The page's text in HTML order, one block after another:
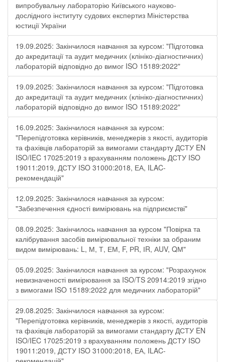
випробувальну лабораторію Київського науково-
дослідного інституту судових експертиз Міністерства
юстиції України
19.09.2025: Закінчилося навчання за курсом: "Підготовка
до акредитації та аудит медичних (клініко-діагностичних)
лабораторій відповідно до вимог ISO 15189:2022"
19.09.2025: Закінчилося навчання за курсом: "Підготовка
до акредитації та аудит медичних (клініко-діагностичних)
лабораторій відповідно до вимог ISO 15189:2022"
16.09.2025: Закінчилося навчання за курсом:
"Перепідготовка керівників, менеджерів з якості, аудиторів
та фахівців лабораторій за вимогами стандарту ДСТУ EN
ISO/IEC 17025:2019 з врахуванням положень ДСТУ ISO
19011:2019, ДСТУ ISO 31000:2018, ЕА, ILAC-
рекомендацій"
12.09.2025: Закінчилося навчання за курсом:
"Забезпечення єдності вимірювань на підприємстві"
08.09.2025: Закінчилось навчання за курсом "Повірка та
калібрування засобів вимірювальної техніки за обраним
видом вимірювань: L, М, Т, ЕМ, F, РR, ІR, АUV, QМ"
05.09.2025: Закінчилося навчання за курсом: "Розрахунок
невизначеності вимірювання за ISO/TS 20914:2019 згідно
з вимогами ISO 15189:2022 для медичних лабораторій"
29.08.2025: Закінчилося навчання за курсом:
"Перепідготовка керівників, менеджерів з якості, аудиторів
та фахівців лабораторій за вимогами стандарту ДСТУ EN
ISO/IEC 17025:2019 з врахуванням положень ДСТУ ISO
19011:2019, ДСТУ ISO 31000:2018, ЕА, ILAC-